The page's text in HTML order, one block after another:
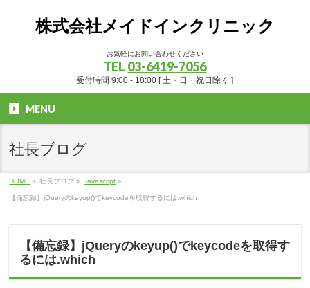
株式会社メイドインクリニック
お気軽にお問い合わせください
TEL 03-6419-7056
受付時間 9:00 - 18:00 [ 土・日・祝日除く ]
MENU
社長ブログ
HOME » 社長ブログ » Javascript »
【備忘録】jQueryのkeyup()でkeycodeを取得するには.which
【備忘録】jQueryのkeyup()でkeycodeを取得す
るには.which